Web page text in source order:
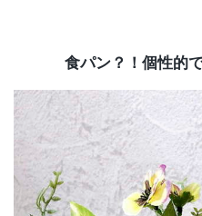
食パン？！個性的